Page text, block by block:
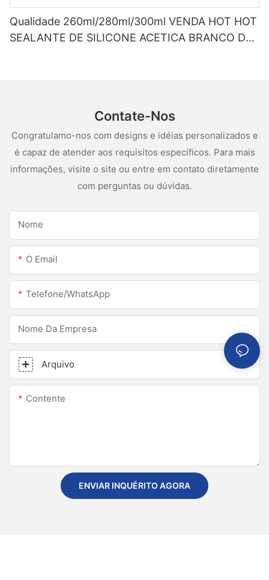
Qualidade 260ml/280ml/300ml VENDA HOT HOT
SEALANTE DE SILICONE ACETICA BRANCO DE
Contate-Nos
Congratulamo-nos com designs e idéias personalizados e
é capaz de atender aos requisitos específicos. Para mais
informações, visite o site ou entre em contato diretamente
com perguntas ou dúvidas.
Nome
O Email
Telefone/WhatsApp
Nome Da Empresa
Arquivo
Contente
ENVIAR INQUÉRITO AGORA